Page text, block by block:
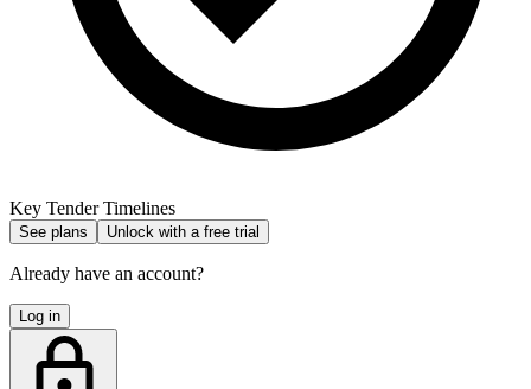
Key Tender Timelines
See plans Unlock with a free trial
Already have an account?
Log in